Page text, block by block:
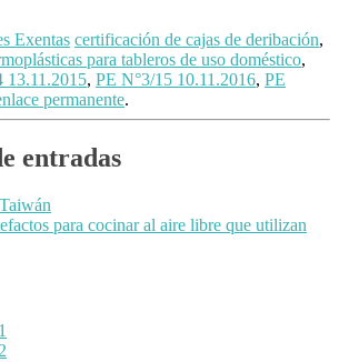
Exentas certificación de cajas de deribación,
para tableros de uso doméstico,
13.11.2015, PE N°3/15 10.11.2016, PE
permanente.
entradas
para cocinar al aire libre que utilizan